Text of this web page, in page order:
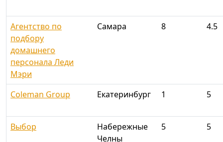
Агентство по
подбору
домашнего
персонала Леди
Мэри
Самара 8 4.5
Coleman Group Екатеринбург 1 5
Выбор
Набережные
Челны
5 5